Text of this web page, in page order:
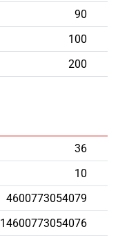
90
100
200
36
10
4600773054079
14600773054076